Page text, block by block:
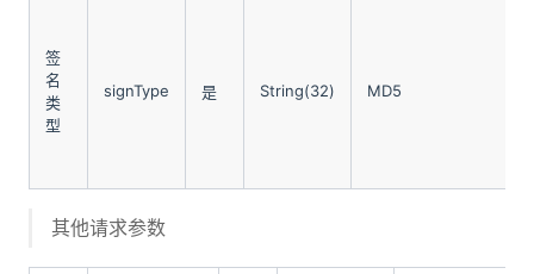
签
名
类
型
signType 是 String(32) MD5
其他请求参数